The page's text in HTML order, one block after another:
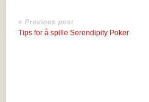
« Previous post
Tips for å spille Serendipity Poker